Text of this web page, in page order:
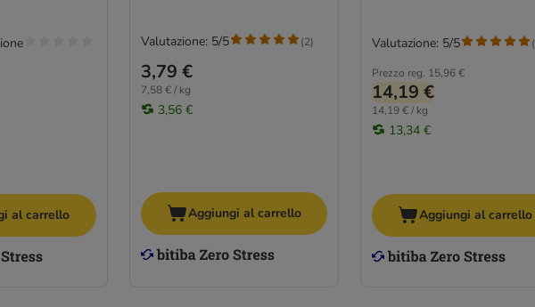
al carrello
3,79 €
7,58 € / kg
3,56 €
Valutazione: 5/5 (2)
Aggiungi al carrello
Prezzo reg. 15,96 €
14,19 €
14,19 € / kg
13,34 €
Valutazione: 5/5 (
Aggiungi al carrello